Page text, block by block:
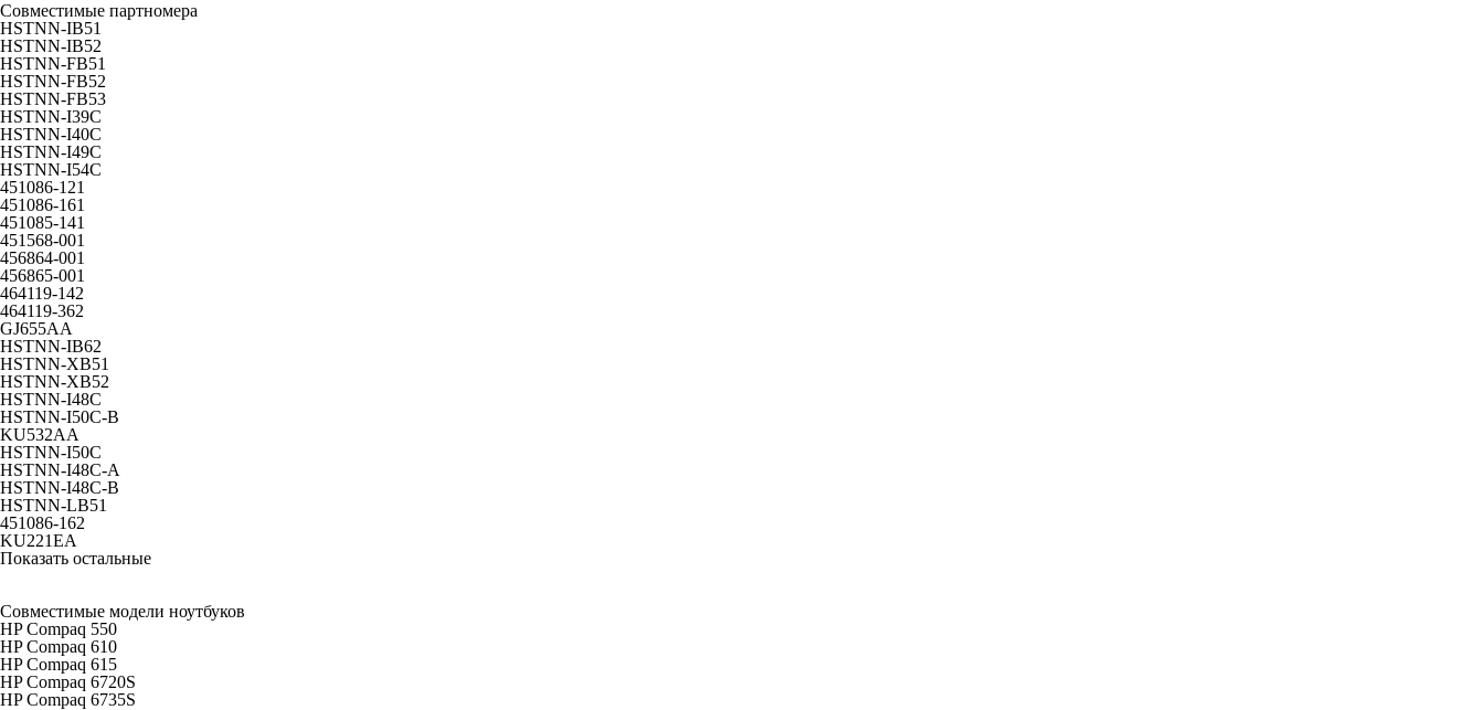
Совместимые партномера
HSTNN-IB51
HSTNN-IB52
HSTNN-FB51
HSTNN-FB52
HSTNN-FB53
HSTNN-I39C
HSTNN-I40C
HSTNN-I49C
HSTNN-I54C
451086-121
451086-161
451085-141
451568-001
456864-001
456865-001
464119-142
464119-362
GJ655AA
HSTNN-IB62
HSTNN-XB51
HSTNN-XB52
HSTNN-I48C
HSTNN-I50C-B
KU532AA
HSTNN-I50C
HSTNN-I48C-A
HSTNN-I48C-B
HSTNN-LB51
451086-162
KU221EA
Показать остальные
Совместимые модели ноутбуков
HP Compaq 550
HP Compaq 610
HP Compaq 615
HP Compaq 6720S
HP Compaq 6735S